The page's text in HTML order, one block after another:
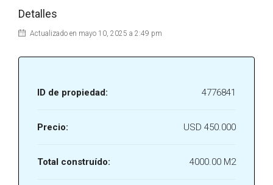
Detalles
Actualizado en mayo 10, 2025 a 2:49 pm
ID de propiedad: 4776841
Precio: USD 450.000
Total construído: 4000.00 M2